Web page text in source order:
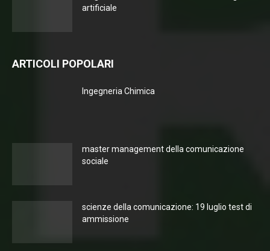
artificiale
ARTICOLI POPOLARI
Ingegneria Chimica
master management della comunicazione
sociale
scienze della comunicazione: 19 luglio test di
ammissione